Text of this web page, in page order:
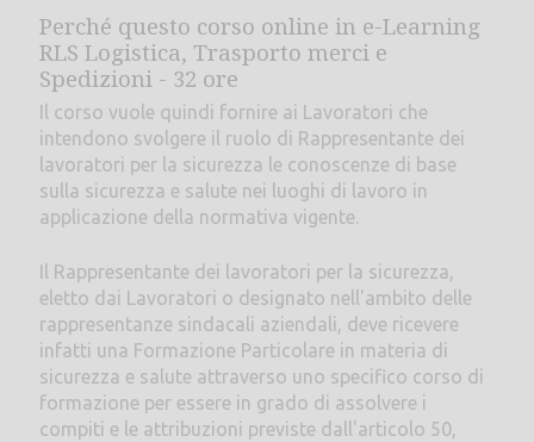
Perché questo corso online in e-Learning
RLS Logistica, Trasporto merci e
Spedizioni - 32 ore
Il corso vuole quindi fornire ai Lavoratori che
intendono svolgere il ruolo di Rappresentante dei
lavoratori per la sicurezza le conoscenze di base
sulla sicurezza e salute nei luoghi di lavoro in
applicazione della normativa vigente.
Il Rappresentante dei lavoratori per la sicurezza,
eletto dai Lavoratori o designato nell'ambito delle
rappresentanze sindacali aziendali, deve ricevere
infatti una Formazione Particolare in materia di
sicurezza e salute attraverso uno specifico corso di
formazione per essere in grado di assolvere i
compiti e le attribuzioni previste dall'articolo 50,